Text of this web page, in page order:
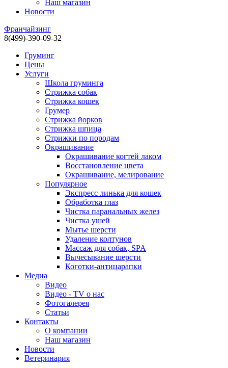
Наш магазин
Новости
Франчайзинг
8(499)-390-09-32
Груминг
Цены
Услуги
Школа груминга
Стрижка собак
Стрижка кошек
Грумер
Стрижка йорков
Стрижка шпица
Стрижки по породам
Окрашивание
Окрашивание когтей лаком
Восстановление цвета
Окрашивание, мелирование
Популярное
Экспресс линька для кошек
Обработка глаз
Чистка паранальных желез
Чистка ушей
Мытье шерсти
Удаление колтунов
Массаж для собак, SPA
Вычесывание шерсти
Коготки-антицарапки
Медиа
Видео
Видео - TV о нас
Фотогалерея
Статьи
Контакты
О компании
Наш магазин
Новости
Ветеринария